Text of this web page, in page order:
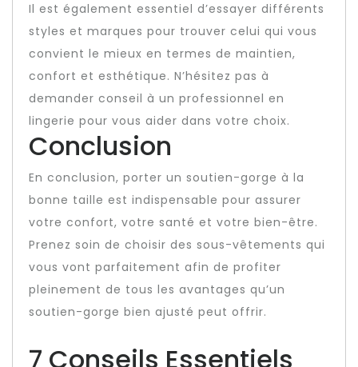
Il est également essentiel d’essayer différents
styles et marques pour trouver celui qui vous
convient le mieux en termes de maintien,
confort et esthétique. N’hésitez pas à
demander conseil à un professionnel en
lingerie pour vous aider dans votre choix.
Conclusion
En conclusion, porter un soutien-gorge à la
bonne taille est indispensable pour assurer
votre confort, votre santé et votre bien-être.
Prenez soin de choisir des sous-vêtements qui
vous vont parfaitement afin de profiter
pleinement de tous les avantages qu’un
soutien-gorge bien ajusté peut offrir.
7 Conseils Essentiels